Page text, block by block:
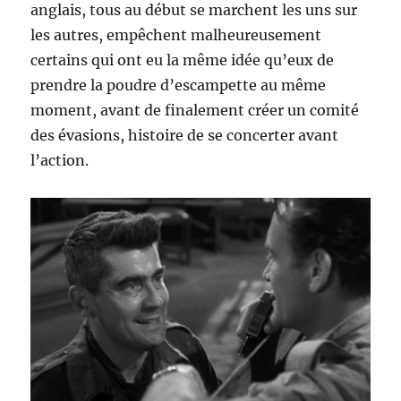
anglais, tous au début se marchent les uns sur
les autres, empêchent malheureusement
certains qui ont eu la même idée qu’eux de
prendre la poudre d’escampette au même
moment, avant de finalement créer un comité
des évasions, histoire de se concerter avant
l’action.